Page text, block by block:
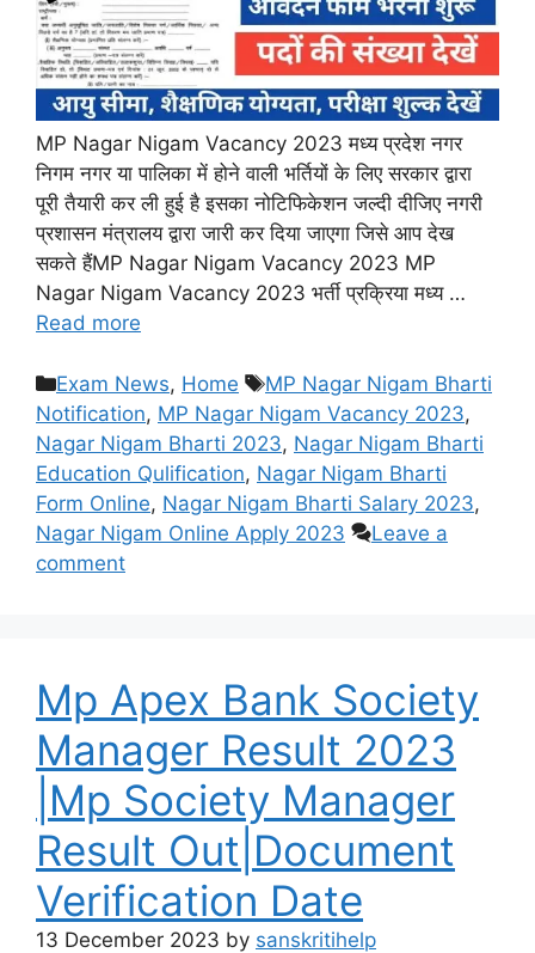
MP Nagar Nigam Vacancy 2023 मध्य प्रदेश नगर
निगम नगर या पालिका में होने वाली भर्तियों के लिए सरकार द्वारा
पूरी तैयारी कर ली हुई है इसका नोटिफिकेशन जल्दी दीजिए नगरी
प्रशासन मंत्रालय द्वारा जारी कर दिया जाएगा जिसे आप देख
सकते हैंMP Nagar Nigam Vacancy 2023 MP
Nagar Nigam Vacancy 2023 भर्ती प्रक्रिया मध्य …
Read more
Categories
Exam News, Home Tags
MP Nagar Nigam Bharti
Notification, MP Nagar Nigam Vacancy 2023,
Nagar Nigam Bharti 2023, Nagar Nigam Bharti
Education Qulification, Nagar Nigam Bharti
Form Online, Nagar Nigam Bharti Salary 2023,
Nagar Nigam Online Apply 2023
Leave a
comment
Mp Apex Bank Society
Manager Result 2023
|Mp Society Manager
Result Out|Document
Verification Date
13 December 2023 by sanskritihelp